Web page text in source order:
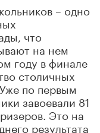
– одно
что
на нем
году в финале
столичных
по первым
завоевали 81
Это на
результата